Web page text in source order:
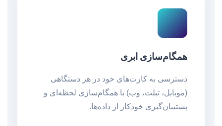
همگام‌سازی ابری
دسترسی به کارت‌های خود در هر دستگاهی
(موبایل، تبلت، وب) با همگام‌سازی لحظه‌ای و
پشتیبان‌گیری خودکار از داده‌ها.